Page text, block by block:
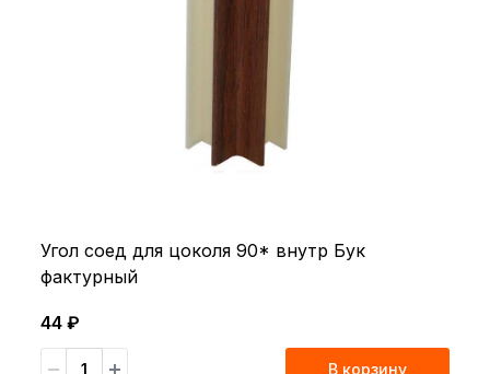
Угол соед для цоколя 90* внутр Бук
фактурный
44 ₽
В корзину